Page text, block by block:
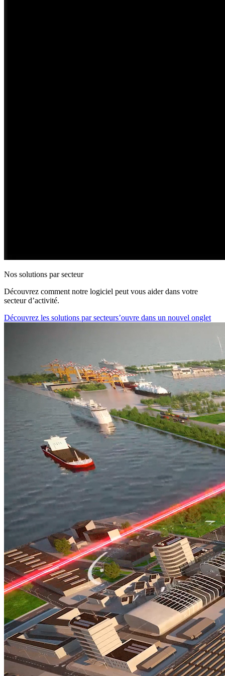
Nos solutions par secteur
Découvrez comment notre logiciel peut vous aider dans votre
secteur d’activité.
Découvrez les solutions par secteurs’ouvre dans un nouvel onglet